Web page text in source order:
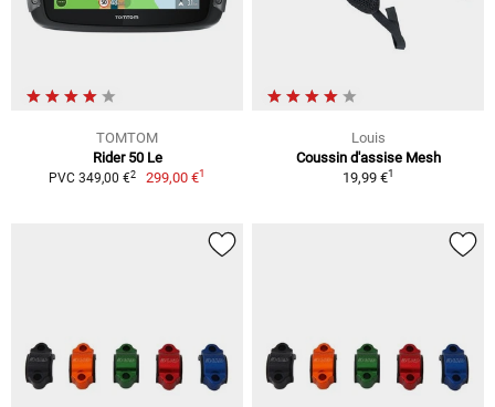
TOMTOM
Rider 50 Le
PVC 349,00 €2 299,00 €1
Louis
Coussin d'assise Mesh
19,99 €1